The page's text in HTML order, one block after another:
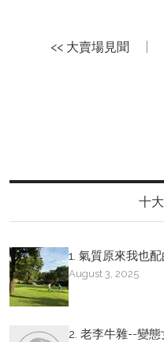
<< 大賣場見聞
十
1. 氣質原來我也
August 3, 2025
2. 老李牛雜--變